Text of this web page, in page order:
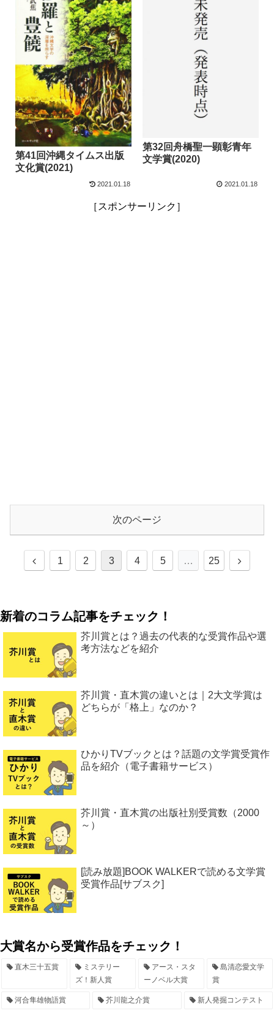
第41回沖縄タイムス出版
文化賞(2021)
2021.01.18
第32回舟橋聖一顕彰青年
文学賞(2020)
2021.01.18
［スポンサーリンク］
次のページ
1 2 3 4 5 … 25
新着のコラム記事をチェック！
芥川賞とは？過去の代表的な受賞作品や選
考方法などを紹介
芥川賞・直木賞の違いとは｜2大文学賞は
どちらが「格上」なのか？
ひかりTVブックとは？話題の文学賞受賞作
品を紹介（電子書籍サービス）
芥川賞・直木賞の出版社別受賞数（2000
～）
[読み放題]BOOK WALKERで読める文学賞
受賞作品[サブスク]
大賞名から受賞作品をチェック！
直木三十五賞
ミステリー
ズ！新人賞
アース・スタ
ーノベル大賞
島清恋愛文学
賞
河合隼雄物語賞 芥川龍之介賞 新人発掘コンテスト